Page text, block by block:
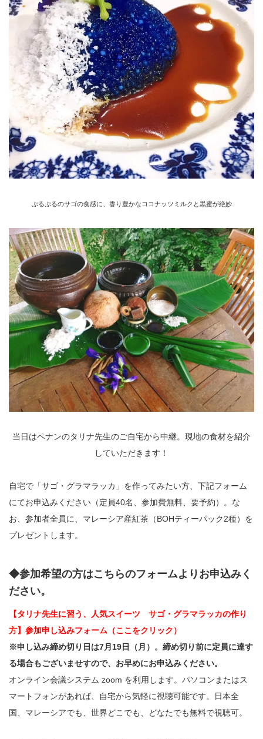
ぷるぷるのサゴの食感に、香り豊かなココナッツミルクと黒蜜が絶妙
当日はペナンのタリナ先生のご自宅から中継。現地の食材を紹介
していただきます！
自宅で「サゴ・グラマラッカ」を作ってみたい方、下記フォーム
にてお申込みください（定員40名、参加費無料、要予約）。な
お、参加者全員に、マレーシア産紅茶（BOHティーパック2種）を
プレゼントします。
◆参加希望の方はこちらのフォームよりお申込みく
ださい。
【タリナ先生に習う、人気スイーツ サゴ・グラマラッカの作り
方】参加申し込みフォーム（ここをクリック）
※申し込み締め切り日は7月19日（月）。締め切り前に定員に達す
る場合もございませすので、お早めにお申込みください。
オンライン会議システム zoom を利用します。パソコンまたはス
マートフォンがあれば、自宅から気軽に視聴可能です。日本全
国、マレーシアでも、世界どこでも、どなたでも無料で視聴可。